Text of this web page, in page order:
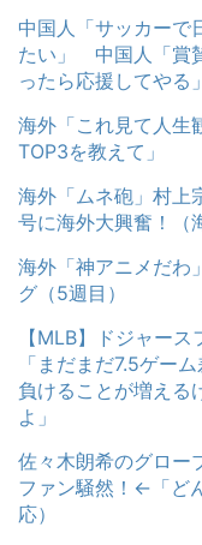
中国人「サッカーで
たい」 中国人「賞
ったら応援してやる」
海外「これ見て人生
TOP3を教えて」
海外「ムネ砲」村上
号に海外大興奮！（
海外「神アニメだわ
グ（5週目）
【MLB】ドジャー
「まだまだ7.5ゲー
負けることが増える
よ」
佐々木朗希のグロー
ファン騒然！←「ど
応）